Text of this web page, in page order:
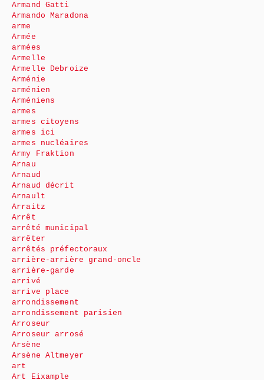
Armand Gatti
Armando Maradona
arme
Armée
armées
Armelle
Armelle Debroize
Arménie
arménien
Arméniens
armes
armes citoyens
armes ici
armes nucléaires
Army Fraktion
Arnau
Arnaud
Arnaud décrit
Arnault
Arraitz
Arrêt
arrêté municipal
arrêter
arrêtés préfectoraux
arrière-arrière grand-oncle
arrière-garde
arrivé
arrive place
arrondissement
arrondissement parisien
Arroseur
Arroseur arrosé
Arsène
Arsène Altmeyer
art
Art Eixample